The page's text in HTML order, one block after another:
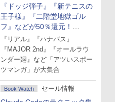
『ドッジ弾子』『新テニスの
王子様』『二階堂地獄ゴル
フ』などが50％還元！
Amazonマンガ週末セール
『リアル』『ハナバス』
『MAJOR 2nd』『オールラウ
ンダー廻』など「アツいスポー
ツマンガ」が大集合
Book Watch セール情報